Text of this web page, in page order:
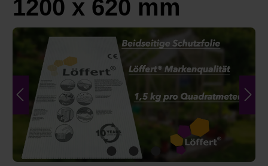
1200 x 620 mm
Bildergalerie überspringen